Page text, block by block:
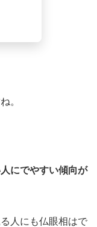
。
にでやすい傾向が
人にも仏眼相はで